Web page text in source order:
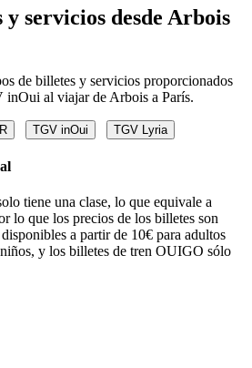
servicios desde Arbois
de billetes y servicios proporcionados
al viajar de Arbois a París.
TGV inOui TGV Lyria
tiene una clase, lo que equivale a
lo que los precios de los billetes son
a partir de 10€ para adultos
y los billetes de tren OUIGO sólo